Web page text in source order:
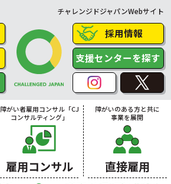
チャレンジドジャパンWebサイト
採用情報
支援センターを探す
障がい者雇用コンサル「CJ
コンサルティング」
雇用コンサル
障がいのある方と共に
事業を展開
直接雇用